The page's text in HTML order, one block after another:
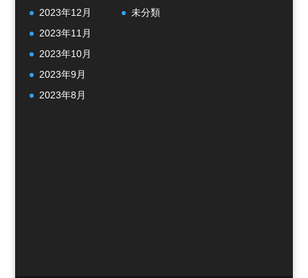
2023年12月
2023年11月
2023年10月
2023年9月
2023年8月
未分類